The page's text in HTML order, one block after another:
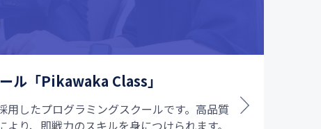
ル「Pikawaka Class」
用したプログラミングスクールです。高品質
り、即戦力のスキルを身につけられます。